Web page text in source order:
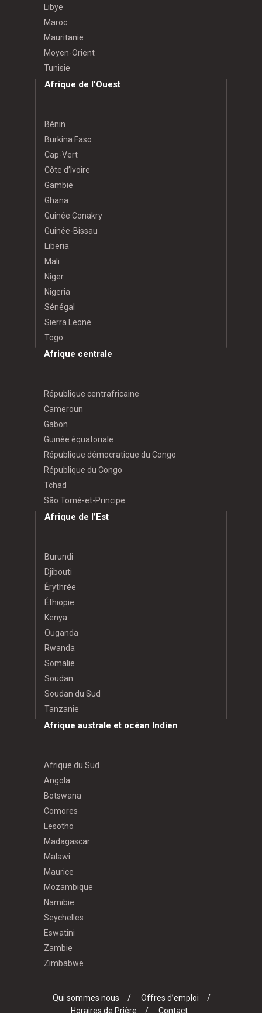
Libye
Maroc
Mauritanie
Moyen-Orient
Tunisie
Afrique de l’Ouest
Bénin
Burkina Faso
Cap-Vert
Côte d’Ivoire
Gambie
Ghana
Guinée Conakry
Guinée-Bissau
Liberia
Mali
Niger
Nigeria
Sénégal
Sierra Leone
Togo
Afrique centrale
République centrafricaine
Cameroun
Gabon
Guinée équatoriale
République démocratique du Congo
République du Congo
Tchad
São Tomé-et-Principe
Afrique de l’Est
Burundi
Djibouti
Érythrée
Éthiopie
Kenya
Ouganda
Rwanda
Somalie
Soudan
Soudan du Sud
Tanzanie
Afrique australe et océan Indien
Afrique du Sud
Angola
Botswana
Comores
Lesotho
Madagascar
Malawi
Maurice
Mozambique
Namibie
Seychelles
Eswatini
Zambie
Zimbabwe
Qui sommes nous
Offres d’emploi
Horaires de Prière
Contact